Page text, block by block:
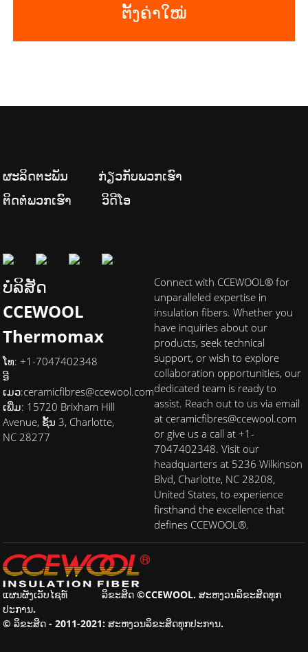
ຕັ້ງຄ່າໃໝ່
ຜະລິດຕະພັນ
ກ່ຽວກັບພວກເຮົາ
ຕິດຕໍ່ພວກເຮົາ
ວິດີໂອ
ບໍລິສັດ
CCEWOOL
Thermomax
ໂທ: +1-7047402348
ອີ
ເມວ:ceramicfibres@ccewool.com
ເພີ່ມ: 15720 Brixham Hill
Avenue, ຊັ້ນ 3, Charlotte,
NC 28277
Connect with CCEWOOL® for
unparalleled expertise in
insulation fibers. Whether you
have inquiries about our
products, seek technical
support, or wish to explore
collaboration opportunities, our
dedicated team is ready to
assist. Reach out to us via email
at ceramicfibres@ccewool.com
or give us a call at +1-
7047402348. Visit our
headquarters at 5236 Wilkinson
Blvd, Charlotte, NC 28208,
United States, to experience
firsthand the excellence that
defines CCEWOOL®.
ແຜນຜັງເວັບໄຊທ໌
ລິຂະສິດ ©CCEWOOL. ສະຫງວນລິຂະສິດທຸກ
ປະການ.
© ລິຂະສິດ - 2011-2021: ສະຫງວນລິຂະສິດທຸກປະການ.